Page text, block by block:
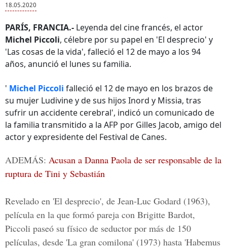
18.05.2020
PARÍS, FRANCIA.- Leyenda del cine francés, el actor
Michel Piccoli, célebre por su papel en 'El desprecio' y
'Las cosas de la vida', falleció el 12 de mayo a los 94
años, anunció el lunes su familia.
' Michel Piccoli falleció el 12 de mayo en los brazos de
su mujer Ludivine y de sus hijos Inord y Missia, tras
sufrir un accidente cerebral', indicó un comunicado de
la familia transmitido a la AFP por Gilles Jacob, amigo del
actor y expresidente del Festival de Canes.
ADEMÁS: Acusan a Danna Paola de ser responsable de la
ruptura de Tini y Sebastián
Revelado en 'El desprecio', de Jean-Luc Godard (1963),
película en la que formó pareja con Brigitte Bardot,
Piccoli paseó su físico de seductor por más de 150
películas, desde 'La gran comilona' (1973) hasta 'Habemus